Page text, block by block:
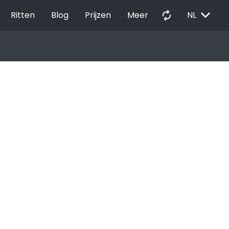
Ritten Blog Prijzen Meer autorenew NL EXPAND_MORE